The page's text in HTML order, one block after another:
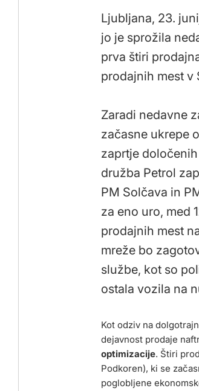
Ljubljana, 23.
jo je sprožila
prva štiri
prodajnih mest v
Zaradi nedavne
začasne ukrepe
zaprtje
družba Petrol
PM Solčava in
za eno uro, med
prodajnih mest
mreže bo
službe, kot so
ostala vozila na
Kot odziv na
dejavnost prodaje
optimizacije. Štiri
Podkoren), ki se
poglobljene